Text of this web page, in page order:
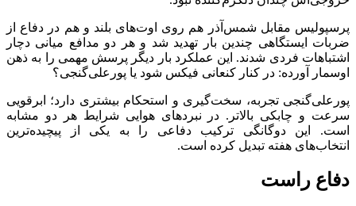
پرسپولیس مقابل شمس‌آذر هم روی اوت‌های بلند و هم در دفاع از
ضربات ایستگاهی چندین بار تهدید شد و هر دو مدافع میانی دچار
اشتباهات فردی شدند. این عملکرد بار دیگر پرسش مهمی را به ذهن
اوسمار آورده: در کنار کنعانی فیکس شود یا پورعلی‌گنجی؟
پورعلی‌گنجی تجربه، سخت‌گیری و استحکام بیشتری دارد؛ ابرقویی
سرعت و چابکی بالاتر. در نبردهای هوایی شرایط هر دو مشابه
است. این دوگانگی ترکیب دفاعی را به یکی از پیچیده‌ترین
انتخاب‌های هفته تبدیل کرده است.
دفاع راست